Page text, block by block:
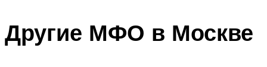
Другие МФО в Москве